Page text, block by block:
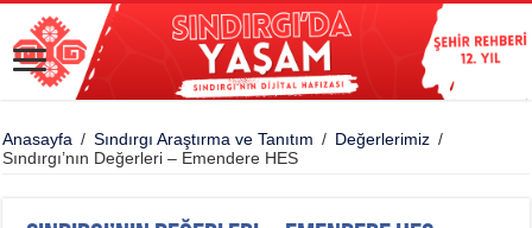
Anasayfa / Sındırgı Araştırma ve Tanıtım / Değerlerimiz /
Sındırgı’nın Değerleri – Emendere HES